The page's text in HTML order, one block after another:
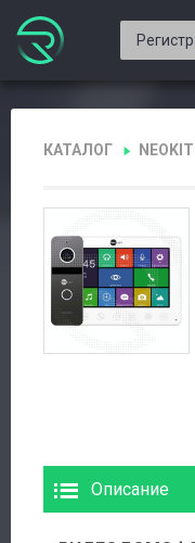
КАТАЛОГ
Описание